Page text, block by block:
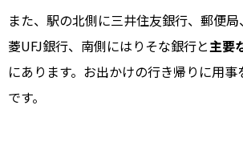
また、駅の北側に三井住友銀行、郵便
菱UFJ銀行、南側にはりそな銀行と主要
にあります。お出かけの行き帰りに用事
です。